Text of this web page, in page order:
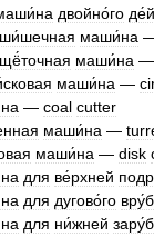
двойно́го
ши́шечная маши́на
щё́точная маши́на —
маши́на —
— coal cutter
маши́на —
маши́на — disk
для ве́рхней
для дугово́го
для ни́жней